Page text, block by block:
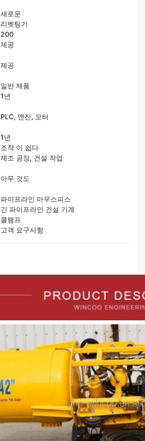
새로운
리벳팅기
200
제공
제공
일반 제품
1년
PLC, 엔진, 모터
1년
조작 이 쉽다
제조 공장, 건설 작업
아무 것도
파이프라인 마우스피스
긴 파이프라인 건설 기계
클램프
고객 요구사항